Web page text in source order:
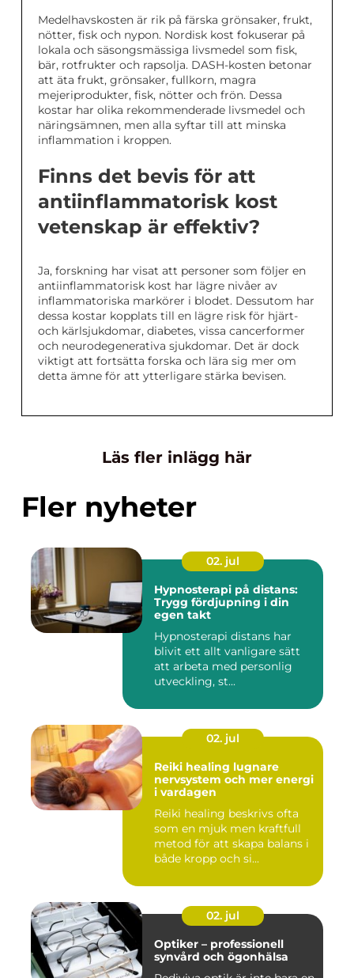
Medelhavskosten är rik på färska grönsaker, frukt,
nötter, fisk och nypon. Nordisk kost fokuserar på
lokala och säsongsmässiga livsmedel som fisk,
bär, rotfrukter och rapsolja. DASH-kosten betonar
att äta frukt, grönsaker, fullkorn, magra
mejeriprodukter, fisk, nötter och frön. Dessa
kostar har olika rekommenderade livsmedel och
näringsämnen, men alla syftar till att minska
inflammation i kroppen.
Finns det bevis för att
antiinflammatorisk kost
vetenskap är effektiv?
Ja, forskning har visat att personer som följer en
antiinflammatorisk kost har lägre nivåer av
inflammatoriska markörer i blodet. Dessutom har
dessa kostar kopplats till en lägre risk för hjärt-
och kärlsjukdomar, diabetes, vissa cancerformer
och neurodegenerativa sjukdomar. Det är dock
viktigt att fortsätta forska och lära sig mer om
detta ämne för att ytterligare stärka bevisen.
Läs fler inlägg här
Fler nyheter
02. jul
Hypnosterapi på distans:
Trygg fördjupning i din
egen takt
Hypnosterapi distans har
blivit ett allt vanligare sätt
att arbeta med personlig
utveckling, st...
02. jul
Reiki healing lugnare
nervsystem och mer energi
i vardagen
Reiki healing beskrivs ofta
som en mjuk men kraftfull
metod för att skapa balans i
både kropp och si...
02. jul
Optiker – professionell
synvård och ögonhälsa